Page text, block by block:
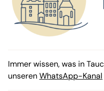
Immer wissen, was in
unserenWhatsApp-Kanal